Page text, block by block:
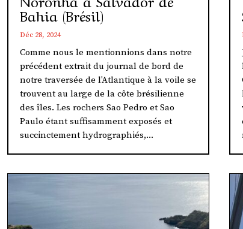
Bahia (Brésil)
Déc 28, 2024
Comme nous le mentionnions dans notre
précédent extrait du journal de bord de
notre traversée de l'Atlantique à la voile se
trouvent au large de la côte brésilienne
des îles. Les rochers Sao Pedro et Sao
Paulo étant suffisamment exposés et
succinctement hydrographiés,...